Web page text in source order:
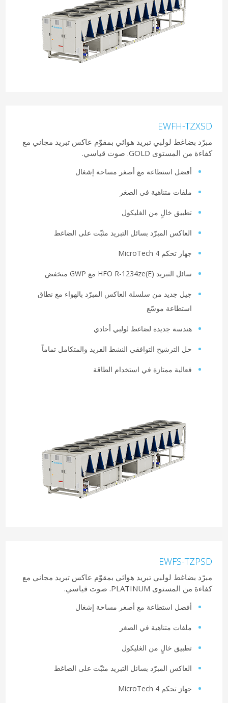
EWFH-TZXSD
مبرّد بضاغط لولبي تبريد هوائي بمقوّم عاكس تبريد مجاني مع
كفاءة من المستوى GOLD. صوت قياسي.
أفضل استطاعة مع أصغر مساحة إشغال
ملفات متناهية في الصغر
تطبيق خالٍ من الغليكول
العاكس المبرّد بسائل التبريد مثبّت على الضاغط
جهاز تحكم MicroTech 4
سائل التبريد HFO R-1234ze(E) مع GWP منخفض
جيل جديد من سلسلة العاكس المبرّد بالهواء مع نطاق
استطاعة موسّع
هندسة جديدة لضاغط لولبي أحادي
حل الترشيح التوافقي النشط الفريد والمتكامل تماماً
فعالية ممتازة في استخدام الطاقة
EWFS-TZPSD
مبرّد بضاغط لولبي تبريد هوائي بمقوّم عاكس تبريد مجاني مع
كفاءة من المستوى PLATINUM. صوت قياسي.
أفضل استطاعة مع أصغر مساحة إشغال
ملفات متناهية في الصغر
تطبيق خالٍ من الغليكول
العاكس المبرّد بسائل التبريد مثبّت على الضاغط
جهاز تحكم MicroTech 4